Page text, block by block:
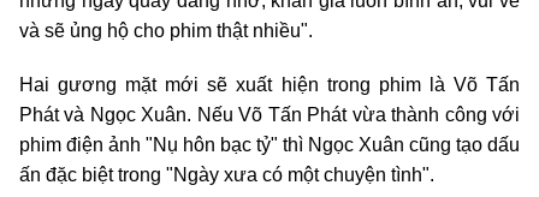
và sẽ ủng hộ cho phim thật nhiều".
Hai gương mặt mới sẽ xuất hiện trong phim là Võ Tấn
Phát và Ngọc Xuân. Nếu Võ Tấn Phát vừa thành công với
phim điện ảnh "Nụ hôn bạc tỷ" thì Ngọc Xuân cũng tạo dấu
ấn đặc biệt trong "Ngày xưa có một chuyện tình".